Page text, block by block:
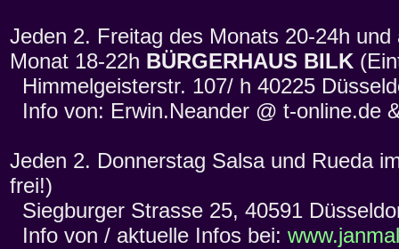
Jeden 2. Freitag des Monats 20-24h
Monat 18-22h BÜRGERHAUS BILK
Himmelgeisterstr. 107/ h 40225
Info von: Erwin.Neander @ t-online.de
Jeden 2. Donnerstag Salsa und Rueda
frei!)
Siegburger Strasse 25, 40591
Info von / aktuelle Infos bei: